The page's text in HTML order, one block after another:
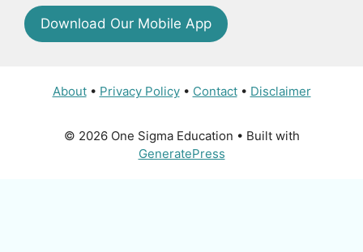
Download Our Mobile App
About• Privacy Policy• Contact• Disclaimer
© 2026 One Sigma Education • Built with
GeneratePress